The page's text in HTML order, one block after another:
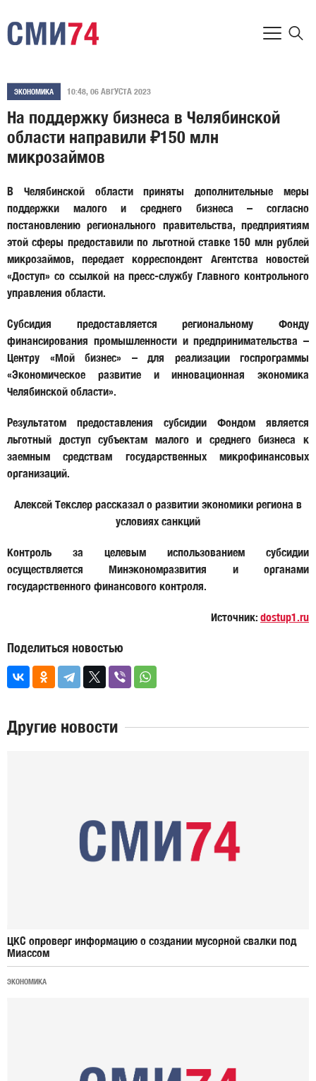
ЭКОНОМИКА 10:48, 06 АВГУСТА 2023
На поддержку бизнеса в Челябинской
области направили ₽150 млн
микрозаймов
В Челябинской области приняты дополнительные меры
поддержки малого и среднего бизнеса – согласно
постановлению регионального правительства, предприятиям
этой сферы предоставили по льготной ставке 150 млн рублей
микрозаймов, передает корреспондент Агентства новостей
«Доступ» со ссылкой на пресс-службу Главного контрольного
управления области.
Субсидия предоставляется региональному Фонду
финансирования промышленности и предпринимательства –
Центру «Мой бизнес» – для реализации госпрограммы
«Экономическое развитие и инновационная экономика
Челябинской области».
Результатом предоставления субсидии Фондом является
льготный доступ субъектам малого и среднего бизнеса к
заемным средствам государственных микрофинансовых
организаций.
Алексей Текслер рассказал о развитии экономики региона в
условиях санкций
Контроль за целевым использованием субсидии
осуществляется Минэкономразвития и органами
государственного финансового контроля.
Источник: dostup1.ru
Поделиться новостью
Другие новости
ЦКС опроверг информацию о создании мусорной свалки под
Миассом
ЭКОНОМИКА